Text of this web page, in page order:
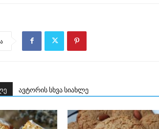
ავტორის სხვა სიახლე